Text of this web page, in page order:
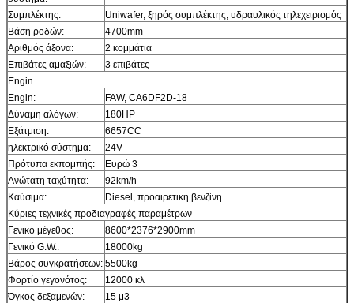
Συμπλέκτης:
Uniwafer, ξηρός συμπλέκτης, υδραυλικός τηλεχειρισμός
Βάση ροδών:
4700mm
Αριθμός άξονα:
2 κομμάτια
Επιβάτες αμαξιών:
3 επιβάτες
Engin
Engin:
FAW, CA6DF2D-18
Δύναμη αλόγων:
180HP
Εξάτμιση:
6657CC
ηλεκτρικό σύστημα:
24V
Πρότυπα εκπομπής:
Ευρώ 3
Ανώτατη ταχύτητα:
92km/h
Καύσιμα:
Diesel, προαιρετική βενζίνη
Κύριες τεχνικές προδιαγραφές παραμέτρων
Γενικό μέγεθος:
8600*2376*2900mm
Γενικό G.W.:
18000kg
Βάρος συγκρατήσεων: 5500kg
Φορτίο γεγονότος:
12000 κλ
Όγκος δεξαμενών:
15 μ3